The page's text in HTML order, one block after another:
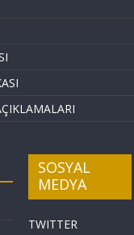
SOSYAL
MEDYA
TWITTER